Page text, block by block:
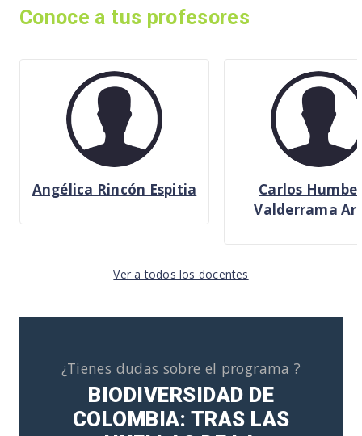
Conoce a tus profesores
Angélica Rincón Espitia
Carlos
Valderrama
Ver a todos los docentes
¿Tienes dudas sobre el programa ?
BIODIVERSIDAD DE
COLOMBIA: TRAS LAS